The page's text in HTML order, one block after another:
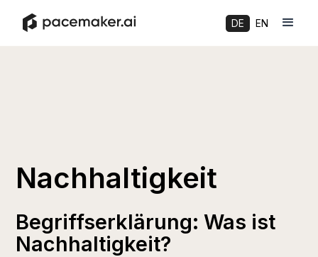
DE EN
Nachhaltigkeit
Begriffserklärung: Was ist
Nachhaltigkeit?